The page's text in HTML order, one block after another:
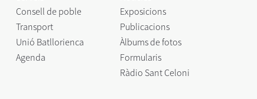
Consell de poble
Transport
Unió Batllorienca
Agenda
Exposicions
Publicacions
Àlbums de fotos
Formularis
Ràdio Sant Celoni